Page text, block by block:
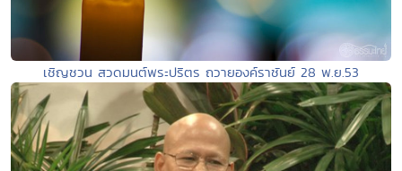
เชิญชวน สวดมนต์พระปริตร ถวายองค์ราชันย์ 28 พ.ย.53